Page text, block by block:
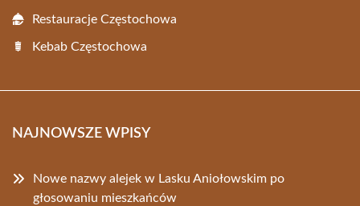
Restauracje Częstochowa
Kebab Częstochowa
NAJNOWSZE WPISY
Nowe nazwy alejek w Lasku Aniołowskim po
głosowaniu mieszkańców